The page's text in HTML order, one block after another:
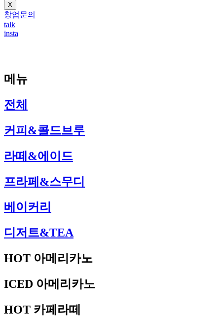
X
창업문의
talk
insta
메뉴
전체
커피&콜드브루
라떼&에이드
프라페&스무디
베이커리
디저트&TEA
HOT 아메리카노
ICED 아메리카노
HOT 카페라떼